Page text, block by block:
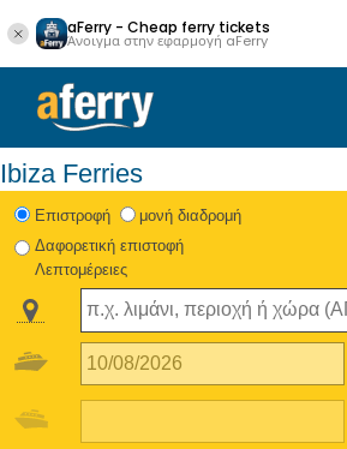
aFerry - Cheap ferry tickets
Άνοιγμα στην εφαρμογή aFerry
Ibiza Ferries
Eπιστροφή
μονή διαδρομή
Δαφορετική επιστοφή
Λεπτομέρειες